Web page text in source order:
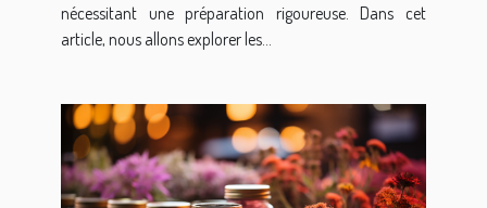
nécessitant une préparation rigoureuse. Dans cet
article, nous allons explorer les...